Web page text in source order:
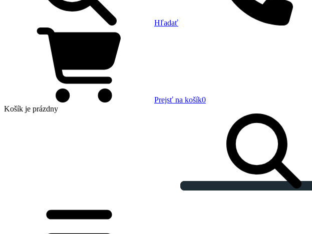
Hľadať
Prejsť na košík0
Košík je prázdny